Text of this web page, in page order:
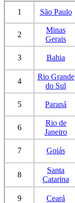
1 São Paulo
2
Minas
Gerais
3 Bahia
4
Rio Grande
do Sul
5 Paraná
6
Rio de
Janeiro
7 Goiás
8
Santa
Catarina
9 Ceará